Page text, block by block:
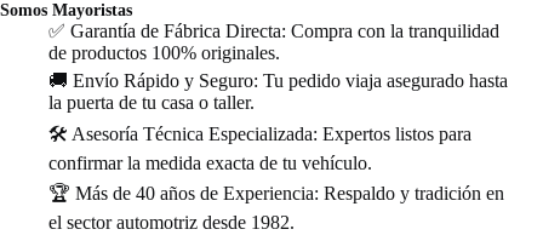
Somos Mayoristas
✅ Garantía de Fábrica Directa: Compra con la tranquilidad
de productos 100% originales.
🚚 Envío Rápido y Seguro: Tu pedido viaja asegurado hasta
la puerta de tu casa o taller.
🛠️ Asesoría Técnica Especializada: Expertos listos para
confirmar la medida exacta de tu vehículo.
🏆 Más de 40 años de Experiencia: Respaldo y tradición en
el sector automotriz desde 1982.